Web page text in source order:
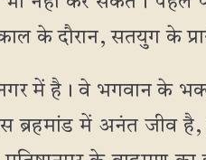
के दौरान, सतयुग के
में है। वे भगवान के
ब्रहमांड में अनंत जीव